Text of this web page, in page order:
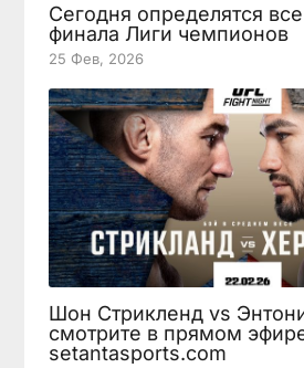
Сегодня определятся
финала Лиги чемпионов
25 Фев, 2026
Шон Стрикленд vs
смотрите в прямом
setantasports.com